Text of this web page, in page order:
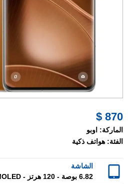
870 $
الماركة: اوبو
الفئة: هواتف ذكية
الشاشة
6.82 بوصة - 120 هرتز - LTPO3 AMOLED